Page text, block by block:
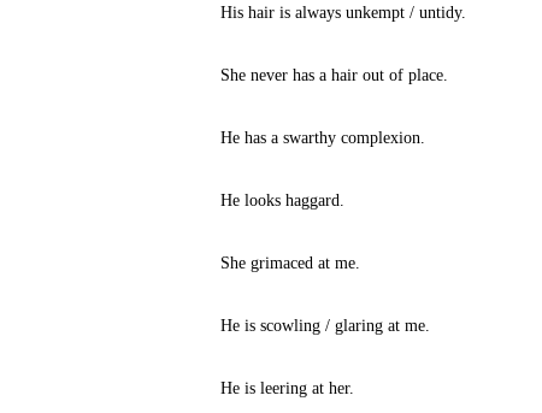
His hair is always unkempt / untidy.
She never has a hair out of place.
He has a swarthy complexion.
He looks haggard.
She grimaced at me.
He is scowling / glaring at me.
He is leering at her.